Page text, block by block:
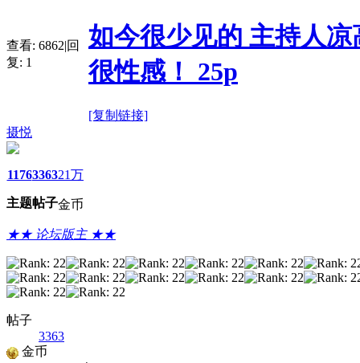
查看: 6862|回
复: 1
如今很少见的 主持人
很性感！ 25p
[复制链接]
摄悦
1176
主题
3363
帖子
21万
金币
★★ 论坛版主 ★★
帖子
3363
金币